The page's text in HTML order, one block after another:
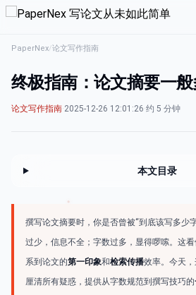
PaperNex/论文写作指南
终极指南：论文摘要一般
论文写作指南·2025-12-26 12:01:26·约 5 分钟
本文目录
撰写论文摘要时，你是否曾被“到底该写多少
过少，信息不全；字数过多，显得啰嗦。这
系到论文的第一印象和检索传播效率。今天
厘清所有疑惑，提供从字数规范到撰写技巧的